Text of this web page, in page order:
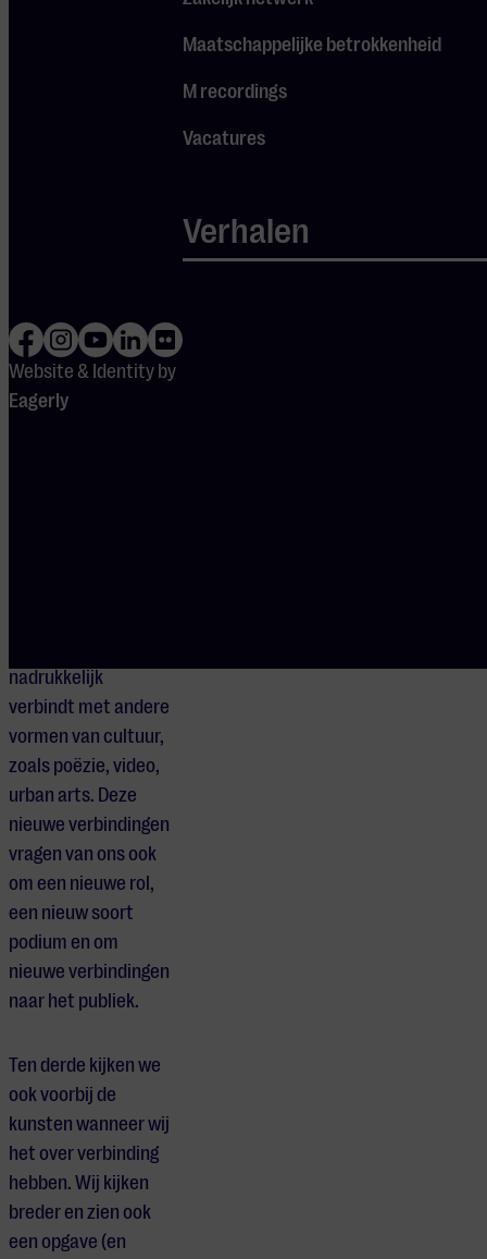
Maatschappelijke betrokkenheid
M recordings
Vacatures
Verhalen
Website & Identity by
Eagerly
binnen de grote
wereld van de
muziek. We zien een
beweging waarbij
nadrukkelijk
verbindt met andere
vormen van cultuur,
zoals poëzie, video,
urban arts. Deze
nieuwe verbindingen
vragen van ons ook
om een nieuwe rol,
een nieuw soort
podium en om
nieuwe verbindingen
naar het publiek.
Ten derde kijken we
ook voorbij de
kunsten wanneer wij
het over verbinding
hebben. Wij kijken
breder en zien ook
een opgave (en